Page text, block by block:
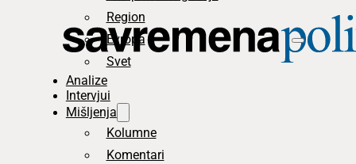
Region
Evropa
Svet
Analize
Intervjui
Mišljenja
Kolumne
Komentari